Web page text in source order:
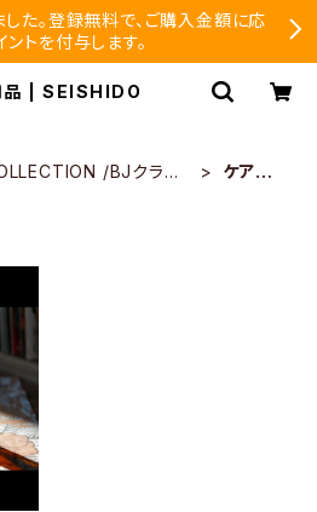
た。登録無料で、ご購入金額に応
ントを付与します。
品 | SEISHIDO
/BJクラシ
ケア用